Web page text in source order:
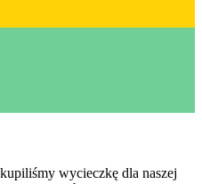
wycieczkę dla naszej